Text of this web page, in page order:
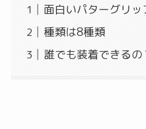
面白いパターグリッ
種類は8種類
誰でも装着できるの